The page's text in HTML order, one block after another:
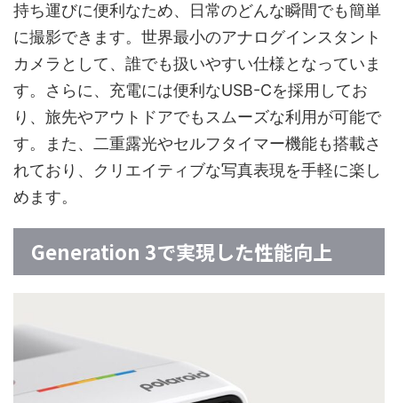
持ち運びに便利なため、日常のどんな瞬間でも簡単
に撮影できます。世界最小のアナログインスタント
カメラとして、誰でも扱いやすい仕様となっていま
す。さらに、充電には便利なUSB-Cを採用してお
り、旅先やアウトドアでもスムーズな利用が可能で
す。また、二重露光やセルフタイマー機能も搭載さ
れており、クリエイティブな写真表現を手軽に楽し
めます。
Generation 3で実現した性能向上